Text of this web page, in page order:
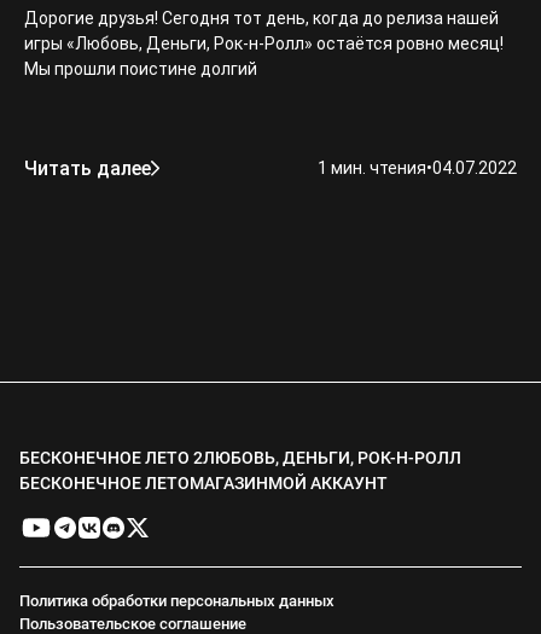
Дорогие друзья! Сегодня тот день, когда до релиза нашей
игры «Любовь, Деньги, Рок-н-Ролл» остаётся ровно месяц!
Мы прошли поистине долгий
Читать далее 1 мин. чтения•04.07.2022
БЕСКОНЕЧНОЕ ЛЕТО 2ЛЮБОВЬ, ДЕНЬГИ, РОК-Н-РОЛЛ
БЕСКОНЕЧНОЕ ЛЕТОМАГАЗИНМОЙ АККАУНТ
Политика обработки персональных данных
Пользовательское соглашение